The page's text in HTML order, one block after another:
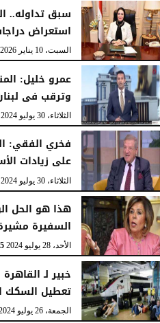
سبق تداوله..
استعراض
السبت، 10 يناير 2026
عمرو خليل:
وترقب فى
الثلاثاء، 30 يوليو 2024
فخري الفقي:
على زيادات
الثلاثاء، 30 يوليو 2024
هذا هو الحل
السفيرة
الأحد، 28 يوليو 2024
خبير لـ
تعطيل السكك
الجمعة، 26 يوليو 2024